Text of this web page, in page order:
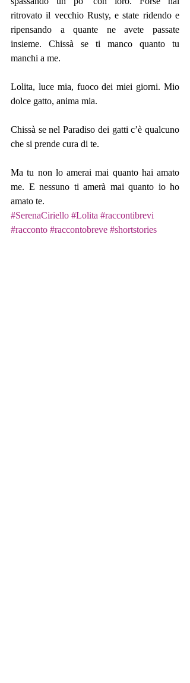
ritrovato il vecchio Rusty, e state ridendo e
ripensando a quante ne avete passate
insieme. Chissà se ti manco quanto tu
manchi a me.
Lolita, luce mia, fuoco dei miei giorni. Mio
dolce gatto, anima mia.
Chissà se nel Paradiso dei gatti c’è qualcuno
che si prende cura di te.
Ma tu non lo amerai mai quanto hai amato
me. E nessuno ti amerà mai quanto io ho
amato te.
#SerenaCiriello #Lolita #raccontibrevi
#racconto #raccontobreve #shortstories